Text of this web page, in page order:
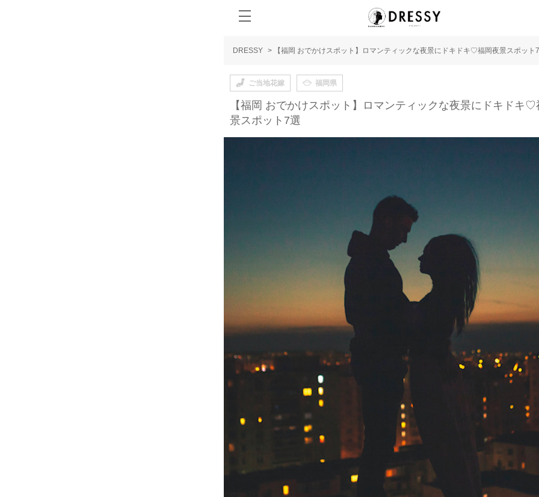
DRESSY > 【福岡 おでかけスポット】ロマンティックな夜景にドキドキ♡福岡夜景スポット
ご当地花嫁 福岡県
【福岡 おでかけスポット】ロマンティックな夜景にドキドキ♡
景スポット7選